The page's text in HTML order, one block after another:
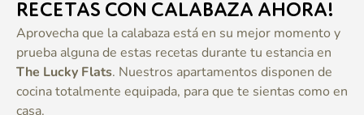
RECETAS CON CALABAZA AHORA!
Aprovecha que la calabaza está en su mejor momento y
prueba alguna de estas recetas durante tu estancia en
The Lucky Flats. Nuestros apartamentos disponen de
cocina totalmente equipada, para que te sientas como en
casa.